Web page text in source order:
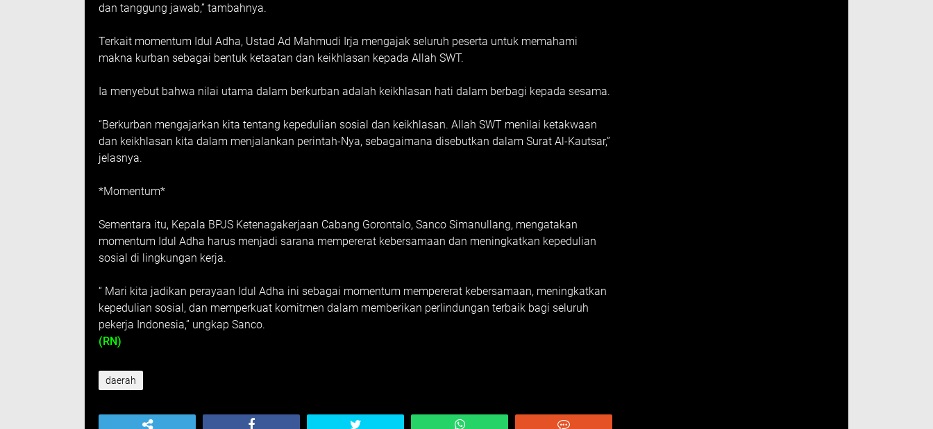
dan tanggung jawab,” tambahnya.
Terkait momentum Idul Adha, Ustad Ad Mahmudi Irja mengajak seluruh peserta untuk memahami
makna kurban sebagai bentuk ketaatan dan keikhlasan kepada Allah SWT.
Ia menyebut bahwa nilai utama dalam berkurban adalah keikhlasan hati dalam berbagi kepada sesama.
“Berkurban mengajarkan kita tentang kepedulian sosial dan keikhlasan. Allah SWT menilai ketakwaan
dan keikhlasan kita dalam menjalankan perintah-Nya, sebagaimana disebutkan dalam Surat Al-Kautsar,”
jelasnya.
*Momentum*
Sementara itu, Kepala BPJS Ketenagakerjaan Cabang Gorontalo, Sanco Simanullang, mengatakan
momentum Idul Adha harus menjadi sarana mempererat kebersamaan dan meningkatkan kepedulian
sosial di lingkungan kerja.
“ Mari kita jadikan perayaan Idul Adha ini sebagai momentum mempererat kebersamaan, meningkatkan
kepedulian sosial, dan memperkuat komitmen dalam memberikan perlindungan terbaik bagi seluruh
pekerja Indonesia,” ungkap Sanco.
(RN)
daerah